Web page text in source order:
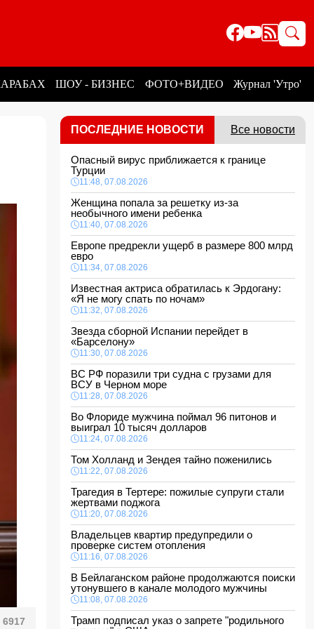
ШОУ - БИЗНЕС ФОТО+ВИДЕО Журнал 'Утро'
6917
ПОСЛЕДНИЕ НОВОСТИ Все новости
Опасный вирус приближается к границе
Турции
11:48, 07.08.2026
Женщина попала за решетку из-за
необычного имени ребенка
11:40, 07.08.2026
Европе предрекли ущерб в размере 800 млрд
евро
11:34, 07.08.2026
Известная актриса обратилась к Эрдогану:
«Я не могу спать по ночам»
11:32, 07.08.2026
Звезда сборной Испании перейдет в
«Барселону»
11:30, 07.08.2026
ВС РФ поразили три судна с грузами для
ВСУ в Черном море
11:28, 07.08.2026
Во Флориде мужчина поймал 96 питонов и
выиграл 10 тысяч долларов
11:24, 07.08.2026
Том Холланд и Зендея тайно поженились
11:22, 07.08.2026
Трагедия в Тертере: пожилые супруги стали
жертвами поджога
11:20, 07.08.2026
Владельцев квартир предупредили о
проверке систем отопления
11:16, 07.08.2026
В Бейлаганском районе продолжаются поиски
утонувшего в канале молодого мужчины
11:08, 07.08.2026
Трамп подписал указ о запрете "родильного